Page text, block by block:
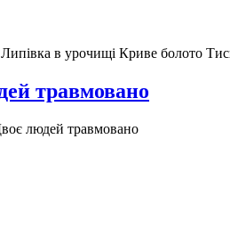
в урочищі Криве болото
травмовано
людей травмовано